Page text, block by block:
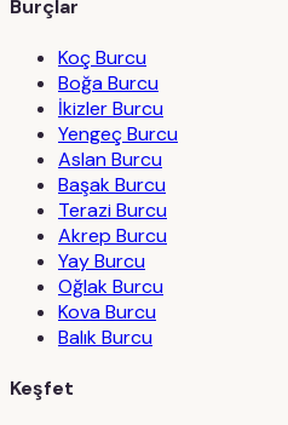
Burçlar
Koç Burcu
Boğa Burcu
İkizler Burcu
Yengeç Burcu
Aslan Burcu
Başak Burcu
Terazi Burcu
Akrep Burcu
Yay Burcu
Oğlak Burcu
Kova Burcu
Balık Burcu
Keşfet